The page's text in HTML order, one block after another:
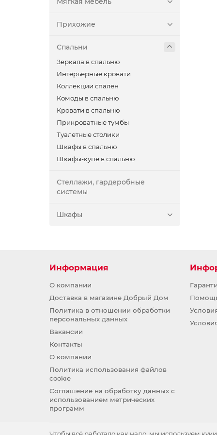
Прихожие
Спальни
Зеркала в спальню
Интерьерные кровати
Коллекции спален
Комоды в спальню
Кровати в спальню
Прикроватные тумбы
Туалетные столики
Шкафы в спальню
Шкафы-купе в спальню
Стеллажи, гардеробные
системы
Шкафы
Информация
О компании
Доставка в магазине Добрый Дом
Политика в отношении обработки
персональных данных
Вакансии
Контакты
О компании
Политика использования файлов
cookie
Соглашение на обработку данных с
использованием метрических
программ